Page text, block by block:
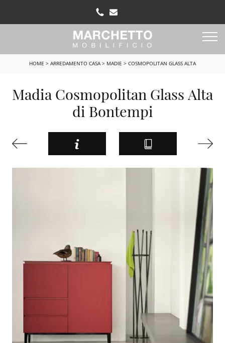
HOME > ARREDAMENTO CASA> MADIE > COSMOPOLITAN GLASS ALTA
Madia Cosmopolitan Glass Alta
di Bontempi